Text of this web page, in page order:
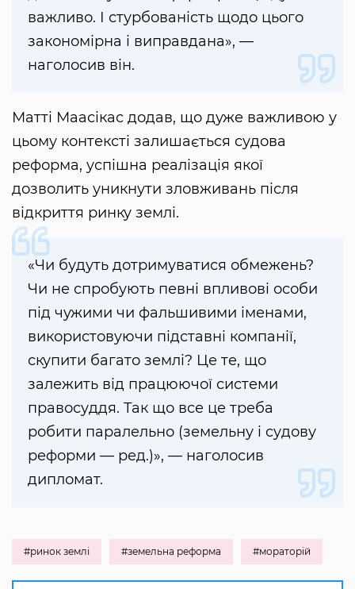
важливо. І стурбованість щодо цього
закономірна і виправдана», —
наголосив він.
Матті Маасікас додав, що дуже важливою у
цьому контексті залишається судова
реформа, успішна реалізація якої
дозволить уникнути зловживань після
відкриття ринку землі.
«Чи будуть дотримуватися обмежень?
Чи не спробують певні впливові особи
під чужими чи фальшивими іменами,
використовуючи підставні компанії,
скупити багато землі? Це те, що
залежить від працюючої системи
правосуддя. Так що все це треба
робити паралельно (земельну і судову
реформи — ред.)», — наголосив
дипломат.
#ринок землі #земельна реформа #мораторій